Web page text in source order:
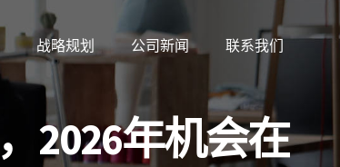
战略规划 公司新闻 联系我们
2026年机会在